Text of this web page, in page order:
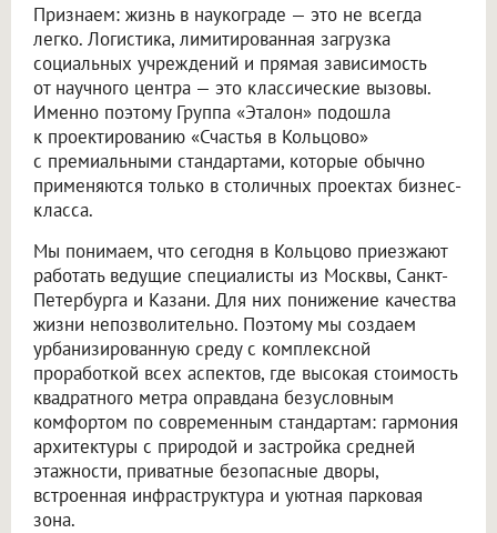
Признаем: жизнь в наукограде — это не всегда
легко. Логистика, лимитированная загрузка
социальных учреждений и прямая зависимость
от научного центра — это классические вызовы.
Именно поэтому Группа «Эталон» подошла
к проектированию «Счастья в Кольцово»
с премиальными стандартами, которые обычно
применяются только в столичных проектах бизнес-
класса.
Мы понимаем, что сегодня в Кольцово приезжают
работать ведущие специалисты из Москвы, Санкт-
Петербурга и Казани. Для них понижение качества
жизни непозволительно. Поэтому мы создаем
урбанизированную среду с комплексной
проработкой всех аспектов, где высокая стоимость
квадратного метра оправдана безусловным
комфортом по современным стандартам: гармония
архитектуры с природой и застройка средней
этажности, приватные безопасные дворы,
встроенная инфраструктура и уютная парковая
зона.